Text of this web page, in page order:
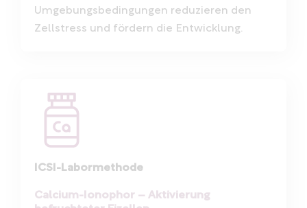
Umgebungsbedingungen reduzieren den
Zellstress und fördern die Entwicklung.
ICSI-Labormethode
Calcium-Ionophor – Aktivierung